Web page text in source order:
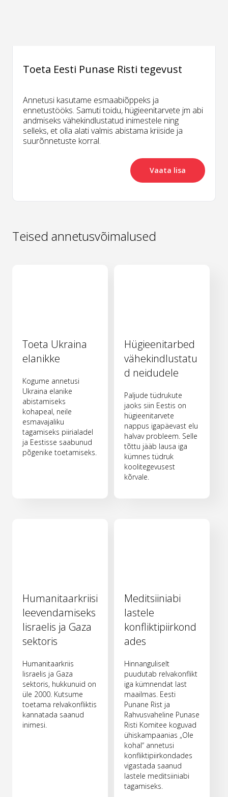
Toeta Eesti Punase Risti tegevust
Annetusi kasutame esmaabiõppeks ja
ennetustööks. Samuti toidu, hügieenitarvete jm abi
andmiseks vähekindlustatud inimestele ning
selleks, et olla alati valmis abistama kriiside ja
suurõnnetuste korral.
Vaata lisa
Teised annetusvõimalused
Toeta Ukraina
elanikke
Kogume annetusi
Ukraina elanike
abistamiseks
kohapeal, neile
esmavajaliku
tagamiseks piirialadel
ja Eestisse saabunud
põgenike toetamiseks.
Hügieenitarbed
vähekindlustatu
d neidudele
Paljude tüdrukute
jaoks siin Eestis on
hügieenitarvete
nappus igapäevast elu
halvav probleem. Selle
tõttu jääb lausa iga
kümnes tüdruk
koolitegevusest
kõrvale.
Humanitaarkriisi
leevendamiseks
Iisraelis ja Gaza
sektoris
Humanitaarkriis
Iisraelis ja Gaza
sektoris, hukkunuid on
üle 2000. Kutsume
toetama relvakonfliktis
kannatada saanud
inimesi.
Meditsiiniabi
lastele
konfliktipiirkond
ades
Hinnanguliselt
puudutab relvakonflikt
iga kümnendat last
maailmas. Eesti
Punane Rist ja
Rahvusvaheline Punase
Risti Komitee koguvad
ühiskampaanias „Ole
kohal“ annetusi
konfliktipiirkondades
vigastada saanud
lastele meditsiiniabi
tagamiseks.